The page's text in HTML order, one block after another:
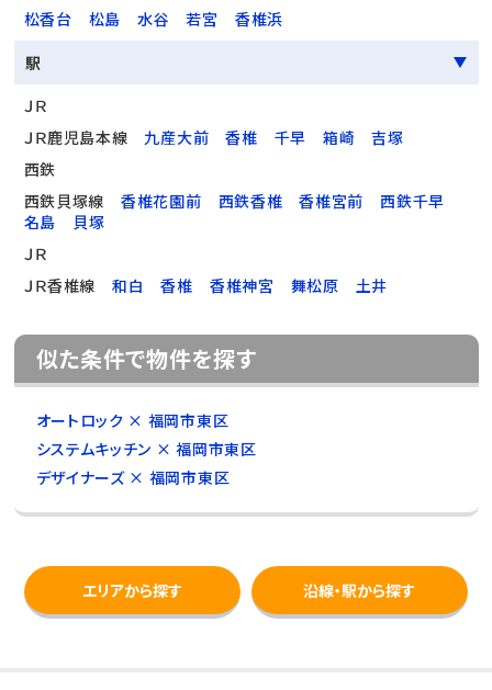
松香台
松島 水谷 若宮
香椎浜
駅
ＪＲ
ＪＲ鹿児島本線
九産大前 香椎 千早 箱崎
吉塚
西鉄
西鉄貝塚線
香椎花園前 西鉄香椎 香椎宮前
西鉄千早
名島
貝塚
ＪＲ
ＪＲ香椎線
和白 香椎 香椎神宮 舞松原 土井
似た条件で物件を探す
オートロック × 福岡市東区
システムキッチン × 福岡市東区
デザイナーズ × 福岡市東区
エリアから探す 沿線・駅から探す